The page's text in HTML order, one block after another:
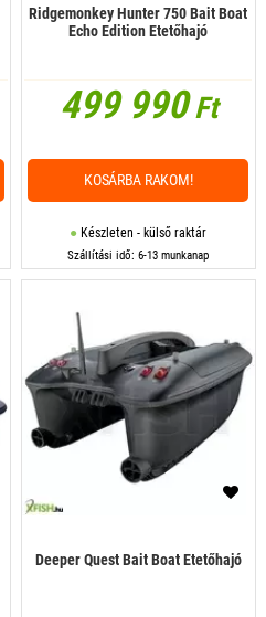
Ridgemonkey Hunter 750 Bait Boat
Echo Edition Etetőhajó
499 990Ft
Készleten - külső raktár
Szállítási idő: 6-13 munkanap
KOSÁRBA RAKOM!
Deeper Quest Bait Boat Etetőhajó